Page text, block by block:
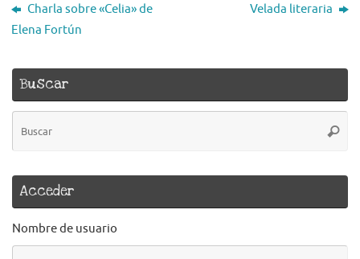
Charla sobre «Celia» de
Elena Fortún
Velada literaria
Buscar
Acceder
Nombre de usuario